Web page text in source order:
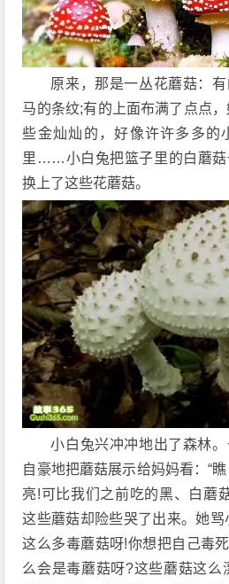
原来，那是一丛花蘑菇：
马的条纹;有的上面布满了点点
些金灿灿的，好像许许多多的
里……小白兔把篮子里的白蘑菇
换上了这些花蘑菇。
小白兔兴冲冲地出了森林
自豪地把蘑菇展示给妈妈看：“
亮!可比我们之前吃的黑、白蘑
这些蘑菇却险些哭了出来。她骂
这么多毒蘑菇呀!你想把自己毒
么会是毒蘑菇呀?这些蘑菇这